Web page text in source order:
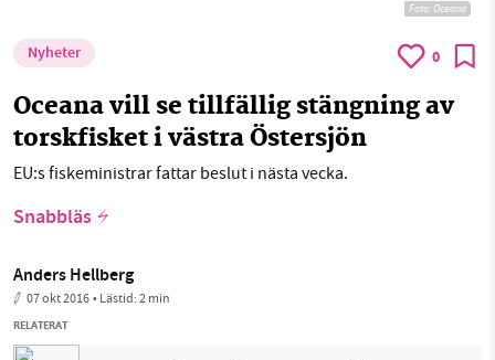
Foto: Oceana
Nyheter 0
Oceana vill se tillfällig stängning av
torskfisket i västra Östersjön
EU:s fiskeministrar fattar beslut i nästa vecka.
Snabbläs
Anders Hellberg
07 okt 2016• Lästid:2 min
RELATERAT